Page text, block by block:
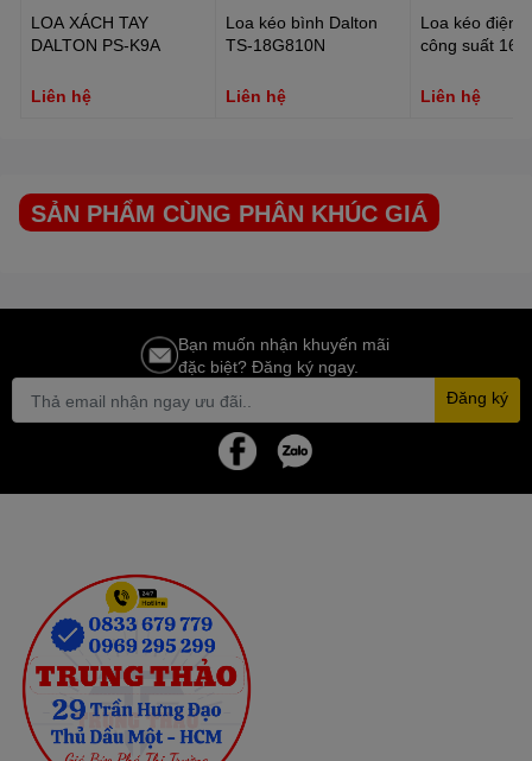
Cổng Guitar Jack 6.5 li
Kết nối thiết bị ngoài
lượng
LOA XÁCH TAY
DALTON PS-K9A
Liên hệ
Loa kéo bình Dalton
TS-18G810N
Liên hệ
Loa kéo điện
công suất
Liên hệ
SẢN PHẨM CÙNG PHÂN KHÚC GIÁ
Bạn muốn nhận khuyến mãi
đặc biệt? Đăng ký ngay.
Đăng ký